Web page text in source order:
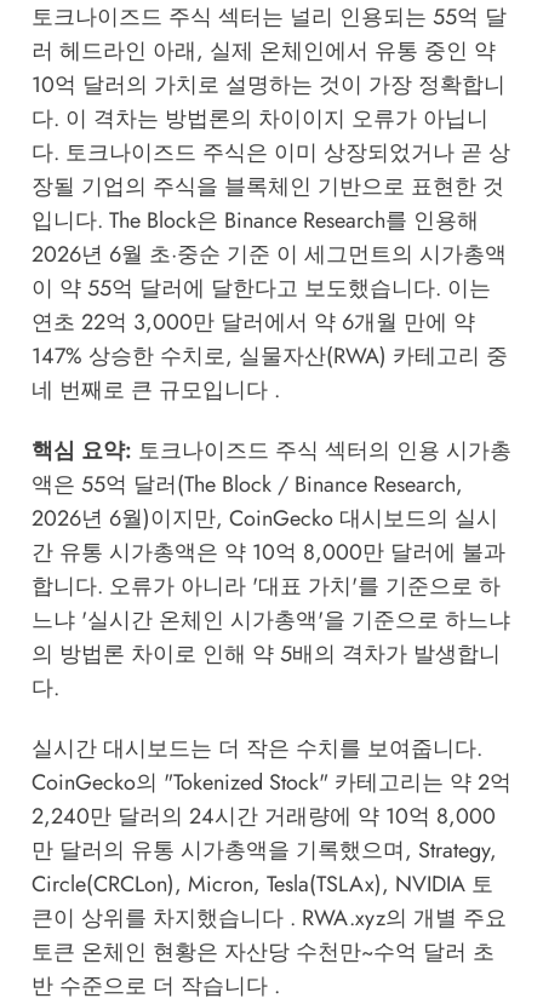
토크나이즈드 주식 섹터는 널리 인용되는 55억 달
러 헤드라인 아래, 실제 온체인에서 유통 중인 약
10억 달러의 가치로 설명하는 것이 가장 정확합니
다. 이 격차는 방법론의 차이이지 오류가 아닙니
다. 토크나이즈드 주식은 이미 상장되었거나 곧 상
장될 기업의 주식을 블록체인 기반으로 표현한 것
입니다. The Block은 Binance Research를 인용해
2026년 6월 초·중순 기준 이 세그먼트의 시가총액
이 약 55억 달러에 달한다고 보도했습니다. 이는
연초 22억 3,000만 달러에서 약 6개월 만에 약
147% 상승한 수치로, 실물자산(RWA) 카테고리 중
네 번째로 큰 규모입니다 .
핵심 요약: 토크나이즈드 주식 섹터의 인용 시가총
액은 55억 달러(The Block / Binance Research,
2026년 6월)이지만, CoinGecko 대시보드의 실시
간 유통 시가총액은 약 10억 8,000만 달러에 불과
합니다. 오류가 아니라 '대표 가치'를 기준으로 하
느냐 '실시간 온체인 시가총액'을 기준으로 하느냐
의 방법론 차이로 인해 약 5배의 격차가 발생합니
다.
실시간 대시보드는 더 작은 수치를 보여줍니다.
CoinGecko의 "Tokenized Stock" 카테고리는 약 2억
2,240만 달러의 24시간 거래량에 약 10억 8,000
만 달러의 유통 시가총액을 기록했으며, Strategy,
Circle(CRCLon), Micron, Tesla(TSLAx), NVIDIA 토
큰이 상위를 차지했습니다 . RWA.xyz의 개별 주요
토큰 온체인 현황은 자산당 수천만~수억 달러 초
반 수준으로 더 작습니다 .